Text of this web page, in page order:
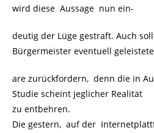
wird diese Aussage nun ein-
deutig der Lüge gestraft. Auch
Bürgermeister eventuell
are zurückfordern, denn die in
Studie scheint jeglicher Realität
zu entbehren.
Die gestern, auf der